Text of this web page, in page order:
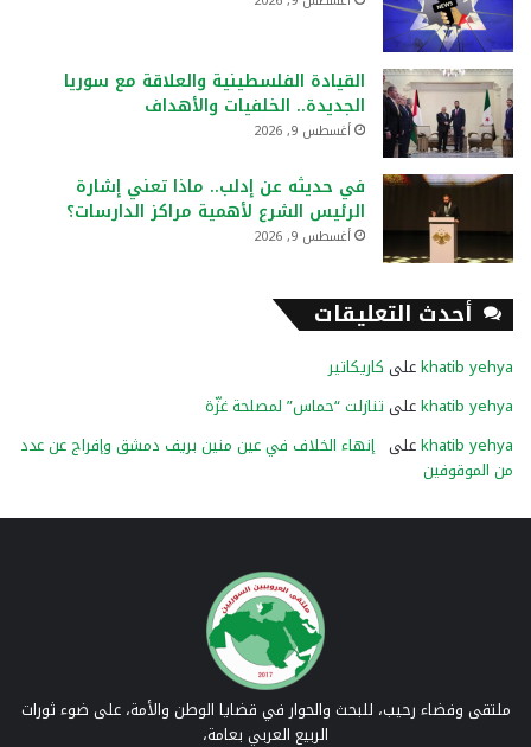
القيادة الفلسطينية والعلاقة مع سوريا
الجديدة.. الخلفيات والأهداف
أغسطس 9, 2026
في حديثه عن إدلب.. ماذا تعني إشارة
الرئيس الشرع لأهمية مراكز الدارسات؟
أغسطس 9, 2026
أحدث التعليقات
khatib yehyaعلى كاريكاتير
khatib yehyaعلى تنازلت “حماس” لمصلحة غزّة
khatib yehyaعلى إنهاء الخلاف في عين منين بريف دمشق وإفراج عن عدد
من الموقوفين
ملتقى وفضاء رحيب، للبحث والحوار في قضايا الوطن والأمة، على ضوء ثورات
الربيع العربي بعامة،